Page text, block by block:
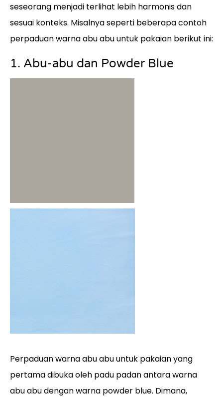
seseorang menjadi terlihat lebih harmonis dan
sesuai konteks. Misalnya seperti beberapa contoh
perpaduan warna abu abu untuk pakaian berikut ini:
1. Abu-abu dan Powder Blue
Perpaduan warna abu abu untuk pakaian yang
pertama dibuka oleh padu padan antara warna
abu abu dengan warna powder blue. Dimana,